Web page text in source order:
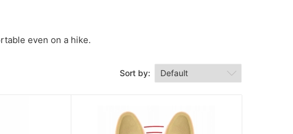
even on a hike.
Sort by: